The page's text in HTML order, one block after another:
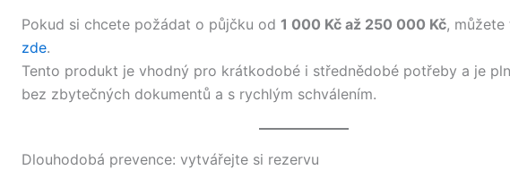
Pokud si chcete požádat o půjčku od 1 000 Kč až 250 000 Kč,
zde.
Tento produkt je vhodný pro krátkodobé i střednědobé potřeby a je
bez zbytečných dokumentů a s rychlým schválením.
Dlouhodobá prevence: vytvářejte si rezervu